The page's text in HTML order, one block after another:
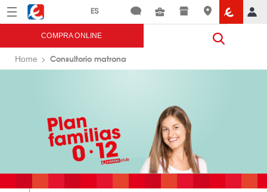
Menú Eroski
COMPRA ONLINE
Home Consultorio matrona